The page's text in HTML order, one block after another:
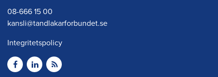
08-666 15 00
kansli@tandlakarforbundet.se
Integritetspolicy